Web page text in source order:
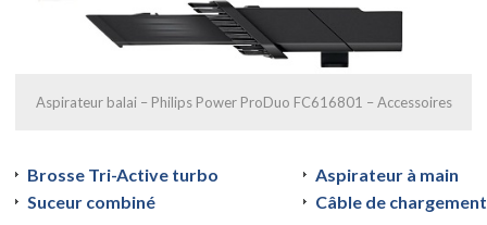
Aspirateur balai – Philips Power ProDuo FC616801 – Accessoires
Brosse Tri-Active turbo
Aspirateur à main
Suceur combiné
Câble de chargement